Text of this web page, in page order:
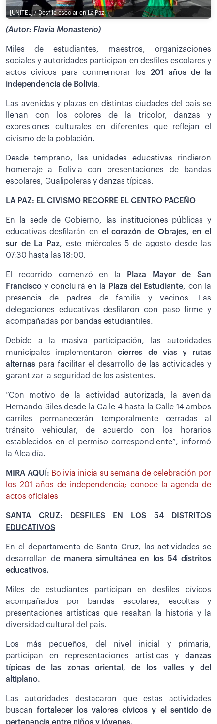
[UNITEL] / Desfile escolar en La Paz.
(Autor: Flavia Monasterio)
Miles de estudiantes, maestros, organizaciones
sociales y autoridades participan en desfiles escolares y
actos cívicos para conmemorar los 201 años de la
independencia de Bolivia.
Las avenidas y plazas en distintas ciudades del país se
llenan con los colores de la tricolor, danzas y
expresiones culturales en diferentes que reflejan el
civismo de la población.
Desde temprano, las unidades educativas rindieron
homenaje a Bolivia con presentaciones de bandas
escolares, Gualipoleras y danzas típicas.
LA PAZ: EL CIVISMO RECORRE EL CENTRO PACEÑO
En la sede de Gobierno, las instituciones públicas y
educativas desfilarán en el corazón de Obrajes, en el
sur de La Paz, este miércoles 5 de agosto desde las
07:30 hasta las 18:00.
El recorrido comenzó en la
Plaza Mayor de San
Francisco y concluirá en la Plaza del Estudiante, con la
presencia de padres de familia y vecinos. Las
delegaciones educativas desfilaron con paso firme y
acompañadas por bandas estudiantiles.
Debido a la masiva participación, las autoridades
municipales implementaroncierres de vías y rutas
alternas para facilitar el desarrollo de las actividades y
garantizar la seguridad de los asistentes.
“Con motivo de la actividad autorizada, la avenida
Hernando Siles desde la Calle 4 hasta la Calle 14 ambos
carriles permanecerán temporalmente cerradas al
tránsito vehicular, de acuerdo con los horarios
establecidos en el permiso correspondiente”, informó
la Alcaldía.
MIRA AQUÍ: Bolivia inicia su semana de celebración por
los 201 años de independencia; conoce la agenda de
actos oficiales
SANTA CRUZ: DESFILES EN LOS 54 DISTRITOS
EDUCATIVOS
En el departamento de Santa Cruz, las actividades se
desarrollan de manera simultánea en los 54 distritos
educativos.
Miles de estudiantes participan en desfiles cívicos
acompañados por bandas escolares, escoltas y
presentaciones artísticas que resaltan la historia y la
diversidad cultural del país.
Los más pequeños, del nivel inicial y primaria,
participan en representaciones artísticas y danzas
típicas de las zonas oriental, de los valles y del
altiplano.
Las autoridades destacaron que estas actividades
buscanfortalecer los valores cívicos y el sentido de
pertenencia entre niños y jóvenes.